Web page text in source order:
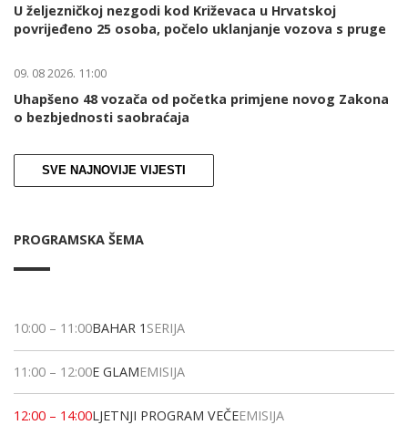
U željezničkoj nezgodi kod Križevaca u Hrvatskoj
povrijeđeno 25 osoba, počelo uklanjanje vozova s pruge
09. 08 2026. 11:00
Uhapšeno 48 vozača od početka primjene novog Zakona
o bezbjednosti saobraćaja
SVE NAJNOVIJE VIJESTI
PROGRAMSKA ŠEMA
10:00 – 11:00BAHAR 1 SERIJA
11:00 – 12:00E GLAMEMISIJA
12:00 – 14:00LJETNJI PROGRAM VEČEEMISIJA